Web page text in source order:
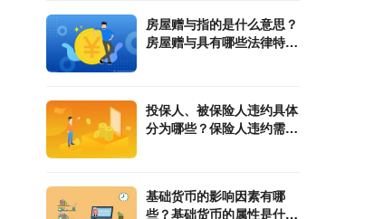
房屋赠与指的是什么意思？
房屋赠与具有哪些法律特
投保人、被保险人违约具体
分为哪些？保险人违约需要
基础货币的影响因素有哪
些？基础货币的属性是什